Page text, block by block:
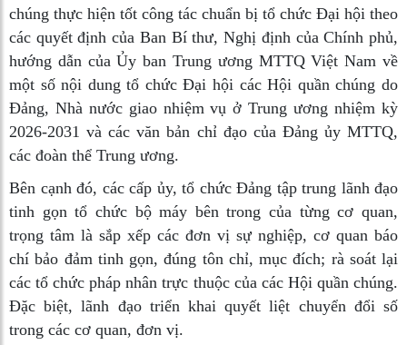
chúng thực hiện tốt công tác chuẩn bị tổ chức Đại hội theo
các quyết định của Ban Bí thư, Nghị định của Chính phủ,
hướng dẫn của Ủy ban Trung ương MTTQ Việt Nam về
một số nội dung tổ chức Đại hội các Hội quần chúng do
Đảng, Nhà nước giao nhiệm vụ ở Trung ương nhiệm kỳ
2026-2031 và các văn bản chỉ đạo của Đảng ủy MTTQ,
các đoàn thể Trung ương.
Bên cạnh đó, các cấp ủy, tổ chức Đảng tập trung lãnh đạo
tinh gọn tổ chức bộ máy bên trong của từng cơ quan,
trọng tâm là sắp xếp các đơn vị sự nghiệp, cơ quan báo
chí bảo đảm tinh gọn, đúng tôn chỉ, mục đích; rà soát lại
các tổ chức pháp nhân trực thuộc của các Hội quần chúng.
Đặc biệt, lãnh đạo triển khai quyết liệt chuyển đổi số
trong các cơ quan, đơn vị.